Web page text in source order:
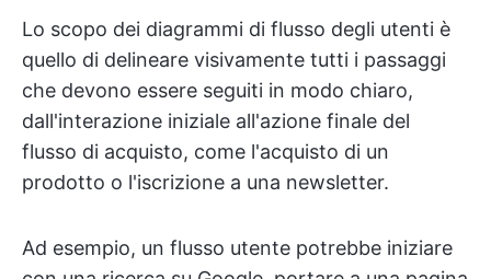
Lo scopo dei diagrammi di flusso degli utenti è
quello di delineare visivamente tutti i passaggi
che devono essere seguiti in modo chiaro,
dall'interazione iniziale all'azione finale del
flusso di acquisto, come l'acquisto di un
prodotto o l'iscrizione a una newsletter.
Ad esempio, un flusso utente potrebbe iniziare